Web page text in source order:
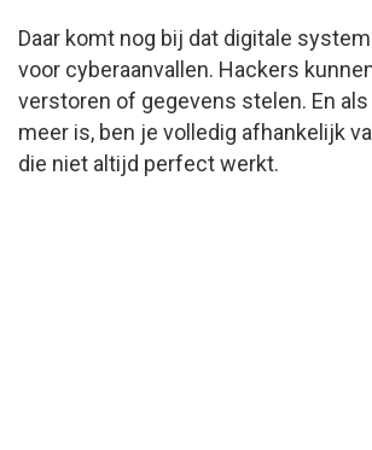
Daar komt nog bij dat digitale
voor cyberaanvallen. Hackers
verstoren of gegevens stelen. En
meer is, ben je volledig afhankelijk
die niet altijd perfect werkt.